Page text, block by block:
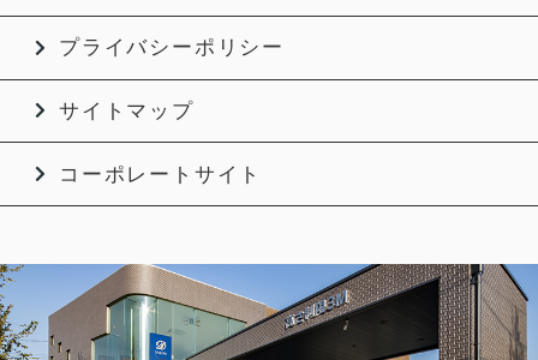
プライバシーポリシー
サイトマップ
コーポレートサイト